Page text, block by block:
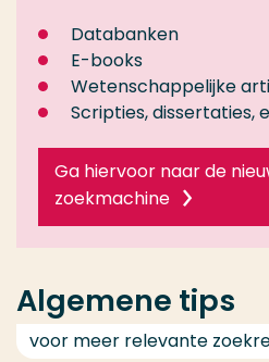
Databanken
E-books
Wetenschappelijke
Scripties, dissertaties,
Ga hiervoor naar de
zoekmachine
Algemene tips
voor meer relevante